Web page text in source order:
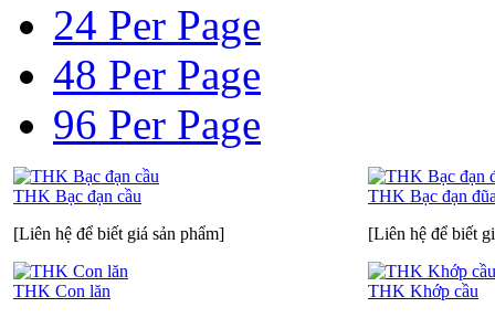
24 Per Page
48 Per Page
96 Per Page
THK Bạc đạn cầu
[Liên hệ để biết giá sản phẩm]
THK Bạc đạn
[Liên hệ để biết
THK Con lăn
THK Khớp cầu